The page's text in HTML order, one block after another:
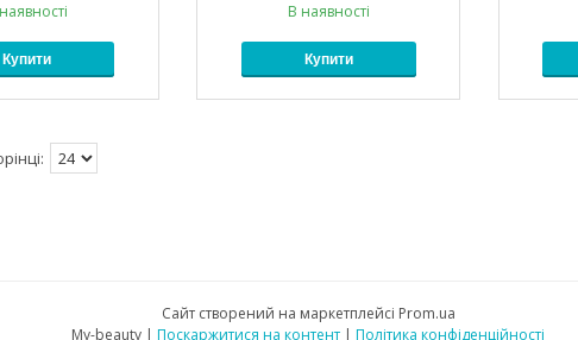
Купити
В наявності
Купити
Сайт створений на маркетплейсі Prom.ua
My-beauty | Поскаржитися на контент | Політика конфіденційності